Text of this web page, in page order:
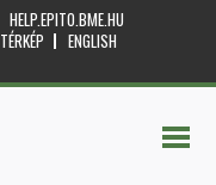
HELP.EPITO.BME.HU
TÉRKÉP
ENGLISH